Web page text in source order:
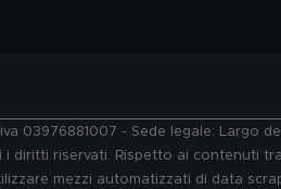
03976881007 - Sede legale:
diritti riservati. Rispetto ai
mezzi automatizzati di data